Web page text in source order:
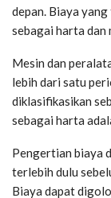
depan. Biaya
sebagai harta dan
Mesin dan
lebih dari satu
diklasifikasikan
sebagai harta
Pengertian biaya
terlebih dulu
Biaya dapat